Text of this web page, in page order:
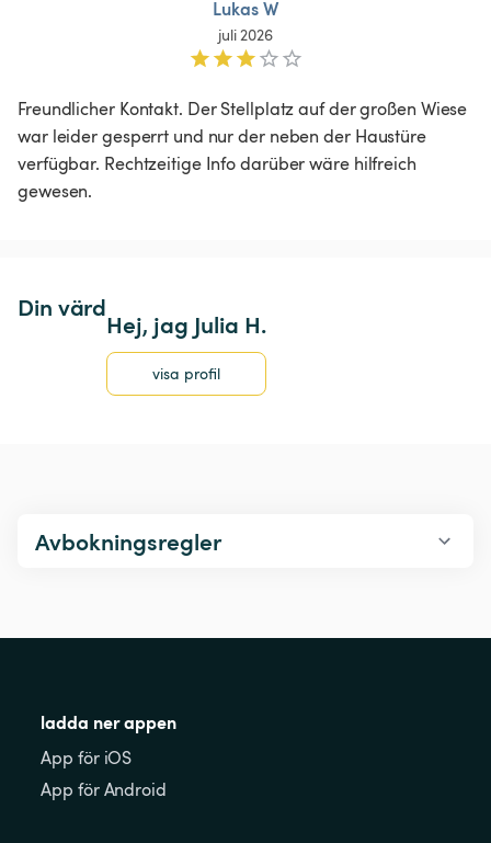
Lukas W
juli 2026
Freundlicher Kontakt. Der Stellplatz auf der großen Wiese
war leider gesperrt und nur der neben der Haustüre
verfügbar. Rechtzeitige Info darüber wäre hilfreich
gewesen.
Din värd
Hej, jag Julia H.
visa profil
Avbokningsregler
ladda ner appen
App för iOS
App för Android